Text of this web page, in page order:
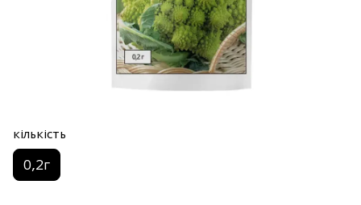
кількість
0,2г